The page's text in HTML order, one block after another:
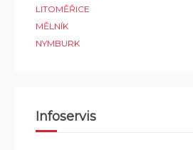
LITOMĚŘICE
MĚLNÍK
NYMBURK
Infoservis